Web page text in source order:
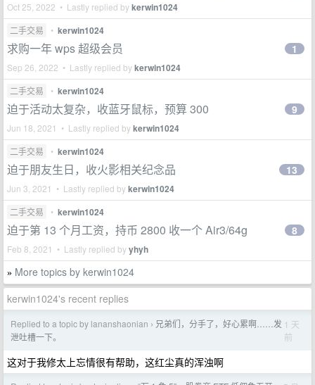
Oct 25, 2022 • Lastly replied bykerwin1024
二手交易 • kerwin1024
求购一年 wps 超级会员
Sep 26, 2022 • Lastly replied bykerwin1024
1
二手交易 • kerwin1024
迫于活动太复杂，收蓝牙鼠标，预算 300
Jun 18, 2021 • Lastly replied bykerwin1024
9
二手交易 • kerwin1024
迫于朋友生日，收火影相关纪念品
Jun 3, 2021 • Lastly replied bykerwin1024
13
二手交易 • kerwin1024
迫于第 13 个月工资，持币 2800 收一个 Air3/64g
Feb 8, 2021 • Lastly replied byyhyh
8
» More topics by kerwin1024
kerwin1024's recent replies
Replied to a topic by lananshaonian › 兄弟们，分手了，好心累啊……发
泄吐槽一下。
1 天
前
这对于我修太上忘情很有帮助，这红尘真的浑浊啊